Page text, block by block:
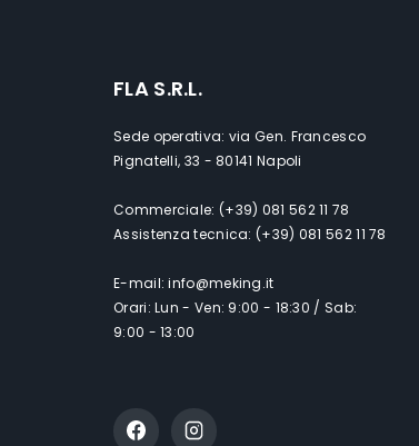
FLA S.R.L.
Sede operativa: via Gen. Francesco
Pignatelli, 33 - 80141 Napoli
Commerciale: (+39) 081 562 11 78
Assistenza tecnica: (+39) 081 562 11 78
E-mail: info@meking.it
Orari: Lun - Ven: 9:00 - 18:30 / Sab:
9:00 - 13:00